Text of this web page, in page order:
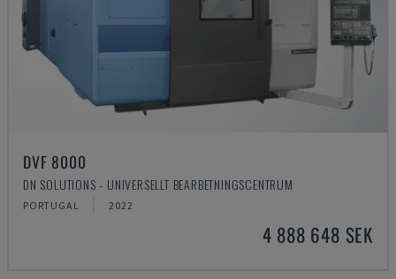
DVF 8000
DN SOLUTIONS - UNIVERSELLT BEARBETNINGSCENTRUM
PORTUGAL 2022
4 888 648 SEK